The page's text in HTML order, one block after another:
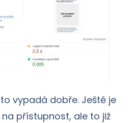
vypadá dobře. Ještě je
přístupnost, ale to již